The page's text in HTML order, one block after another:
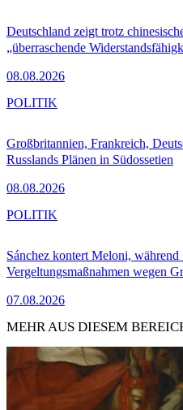
Deutschland zeigt trotz
„überraschende
08.08.2026
Großbritannien, Frankreich,
Russlands Plänen in Südossetien
08.08.2026
POLITIK
Sánchez kontert Meloni, während
Vergeltungsmaßnahmen wegen
07.08.2026
POLITIK
MEHR AUS DIESEM